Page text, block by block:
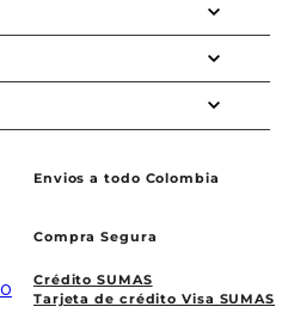
Envios a todo Colombia
Compra Segura
Crédito SUMAS
Tarjeta de crédito Visa SUMAS